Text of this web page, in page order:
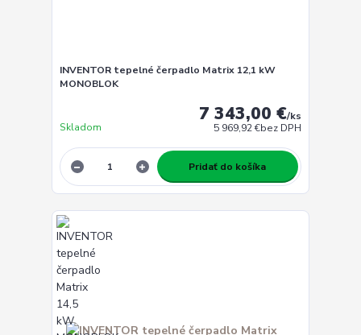
INVENTOR tepelné čerpadlo Matrix 12,1 kW
MONOBLOK
7 343,00 €/ks
5 969,92 €bez DPH
Skladom
Pridať do košíka